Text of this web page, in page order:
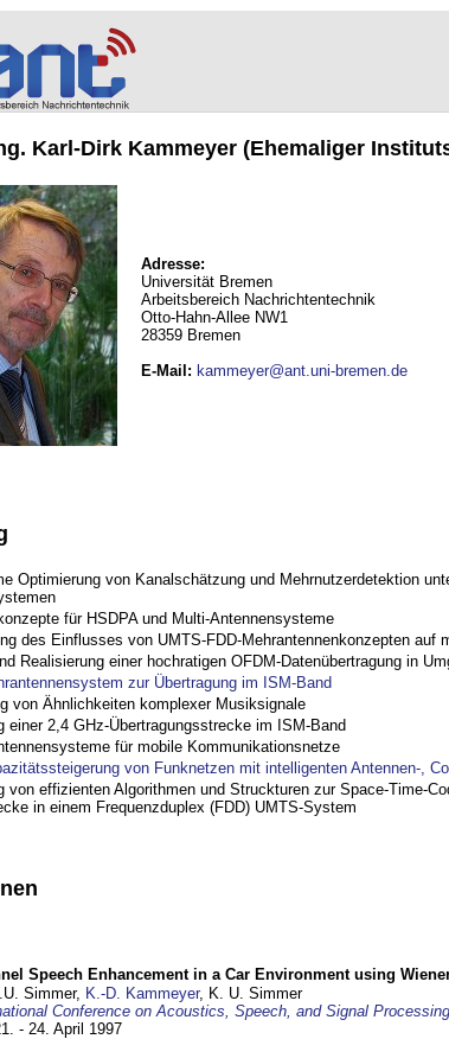
Karl-Dirk Kammeyer (Ehemaliger
Adresse:
Universität Bremen
Arbeitsbereich Nachrichtentechnik
Otto-Hahn-Allee NW1
28359 Bremen
E-Mail : kammeyer@ant.uni-bremen.de
Optimierung von Kanalschätzung und Mehrnutzerdetektion
für HSDPA und Multi-Antennensysteme
des Einflusses von UMTS-FDD-Mehrantennenkonzepten auf
Realisierung einer hochratigen OFDM-Datenübertragung in
zur Übertragung im ISM-Band
von Ähnlichkeiten komplexer Musiksignale
einer 2,4 GHz-Übertragungsstrecke im ISM-Band
für mobile Kommunikationsnetze
von Funknetzen mit intelligenten Antennen-,
von effizienten Algorithmen und Struckturen zur Space-Time-
in einem Frequenzduplex (FDD) UMTS-System
Speech Enhancement in a Car Environment using
Simmer, K.-D. Kammeyer, K. U. Simmer
Conference on Acoustics, Speech, and Signal
- 24. April 1997